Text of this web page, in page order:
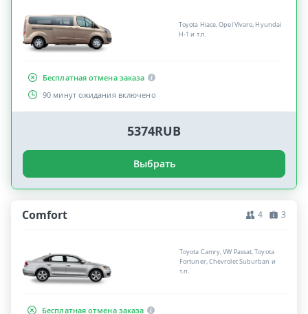
Toyota Hiace, Opel Vivaro, Hyundai
H-1 и т.п.
Бесплатная отмена заказа
90 минут ожидания включено
5374RUB
Выбрать
Comfort 4 3
Toyota Camry, VW Passat, Toyota
Fortuner, Chevrolet Suburban и
т.п.
Бесплатная отмена заказа